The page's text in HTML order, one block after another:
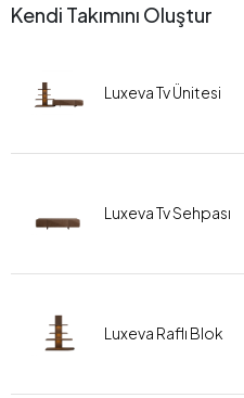
Kendi Takımını Oluştur
Luxeva Tv Ünitesi
Luxeva Tv Sehpası
Luxeva Raflı Blok